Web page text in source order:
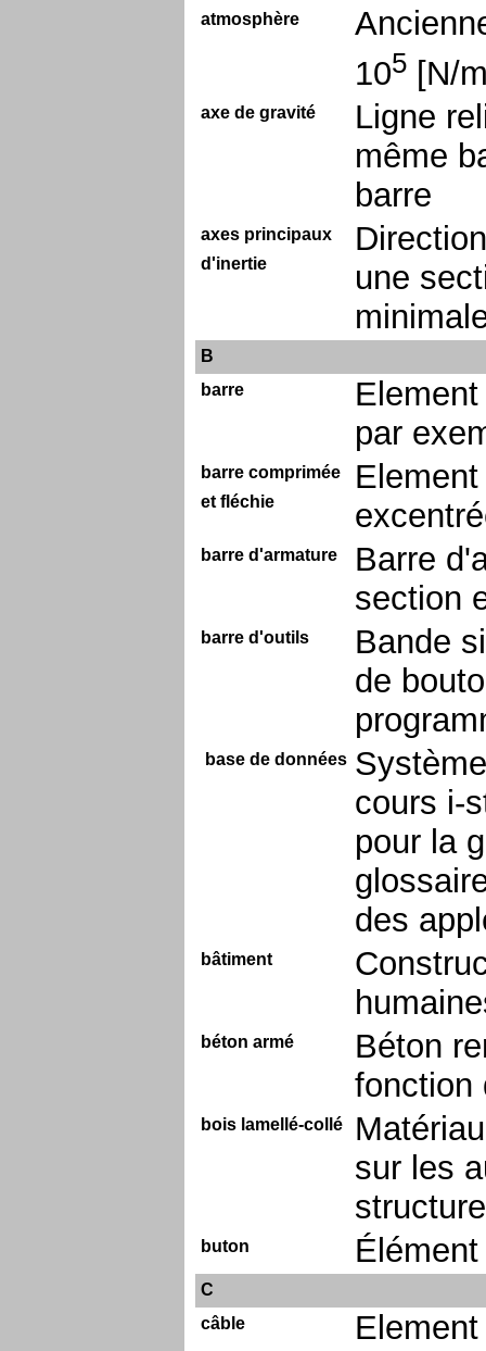
atmosphère
105 [N/
axe de gravité
Ligne
même
barre
axes principaux
d'inertie
une
B
barre
par
barre comprimée
et fléchie
barre d'armature
Barre
section
barre d'outils
Bande
de
base de données
cours i-
pour la
des
bâtiment
béton armé
Béton
fonction
bois lamellé-collé
sur les
structure
buton
C
câble